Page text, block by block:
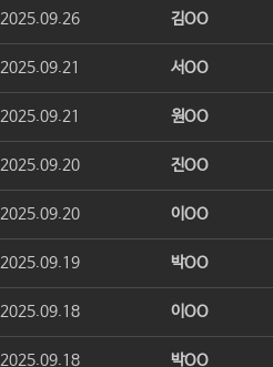
2025.09.26 김OO
2025.09.21 서OO
2025.09.21 원OO
2025.09.20 진OO
2025.09.20 이OO
2025.09.19 박OO
2025.09.18 이OO
2025.09.18 박OO